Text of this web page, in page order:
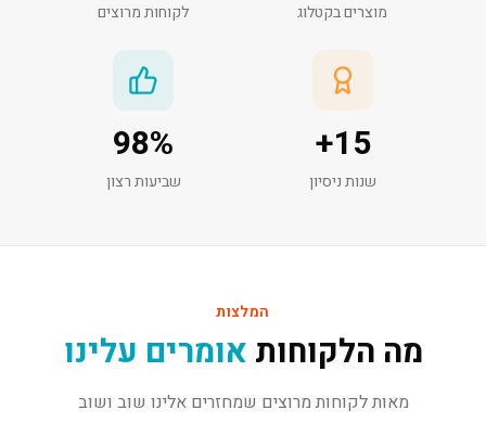
מוצרים בקטלוג לקוחות מרוצים
15
+
שנות ניסיון
98%
שביעות רצון
המלצות
מה הלקוחות אומרים עלינו
מאות לקוחות מרוצים שמחזרים אלינו שוב ושוב